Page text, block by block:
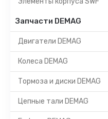
Запчасти DEMAG
Двигатели DEMAG
Колеса DEMAG
Тормоза и диски DEMAG
Цепные тали DEMAG